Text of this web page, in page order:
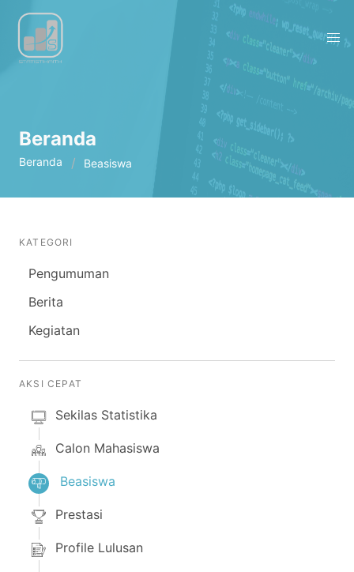
Beranda
Beranda Beasiswa
KATEGORI
Pengumuman
Berita
Kegiatan
AKSI CEPAT
Sekilas Statistika
Calon Mahasiswa
Beasiswa
Prestasi
Profile Lulusan